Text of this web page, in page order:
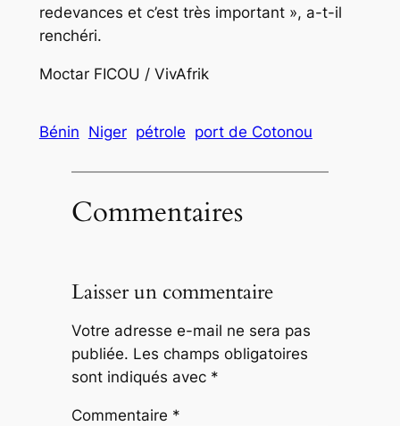
redevances et c’est très important », a-t-il
renchéri.
Moctar FICOU / VivAfrik
Bénin Niger pétrole port de Cotonou
Commentaires
Laisser un commentaire
Votre adresse e-mail ne sera pas
publiée. Les champs obligatoires
sont indiqués avec *
Commentaire *